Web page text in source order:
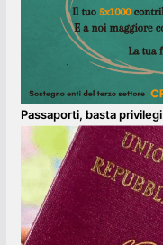
Passaporti, basta privilegi